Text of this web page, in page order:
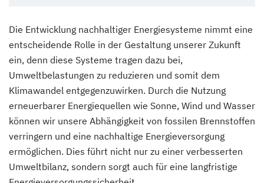
Die Entwicklung nachhaltiger Energiesysteme nimmt eine
entscheidende Rolle in der Gestaltung unserer Zukunft
ein, denn diese Systeme tragen dazu bei,
Umweltbelastungen zu reduzieren und somit dem
Klimawandel entgegenzuwirken. Durch die Nutzung
erneuerbarer Energiequellen wie Sonne, Wind und Wasser
können wir unsere Abhängigkeit von fossilen Brennstoffen
verringern und eine nachhaltige Energieversorgung
ermöglichen. Dies führt nicht nur zu einer verbesserten
Umweltbilanz, sondern sorgt auch für eine langfristige